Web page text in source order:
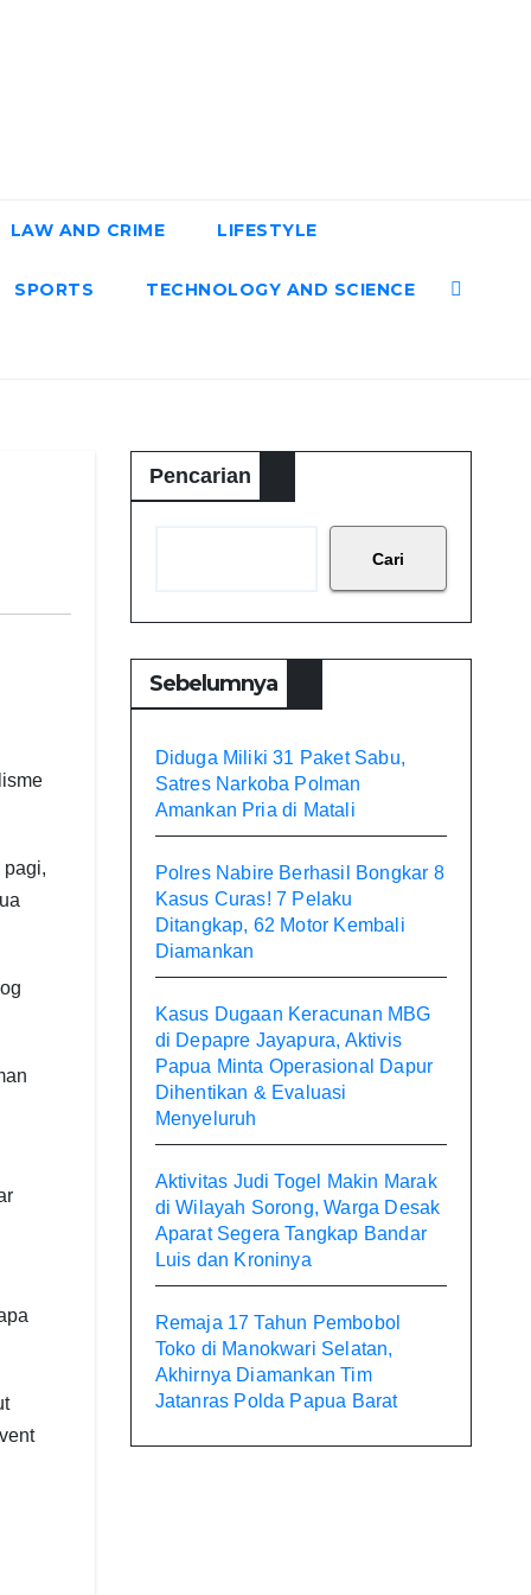
LAW AND CRIME LIFESTYLE
SPORTS TECHNOLOGY AND SCIENCE
pagi,
Pencarian
Cari
Sebelumnya
Diduga Miliki 31 Paket Sabu,
Satres Narkoba Polman
Amankan Pria di Matali
Polres Nabire Berhasil Bongkar 8
Kasus Curas! 7 Pelaku
Ditangkap, 62 Motor Kembali
Diamankan
Kasus Dugaan Keracunan MBG
di Depapre Jayapura, Aktivis
Papua Minta Operasional Dapur
Dihentikan & Evaluasi
Menyeluruh
Aktivitas Judi Togel Makin Marak
di Wilayah Sorong, Warga Desak
Aparat Segera Tangkap Bandar
Luis dan Kroninya
Remaja 17 Tahun Pembobol
Toko di Manokwari Selatan,
Akhirnya Diamankan Tim
Jatanras Polda Papua Barat